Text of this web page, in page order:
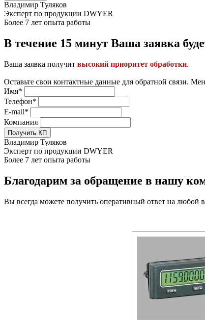
Владимир Туляков
Эксперт по продукции DWYER
Более 7 лет опыта работы
В течение 15 минут Ваша заявка
Ваша заявка получит высокий приоритет обработки.
Оставьте свои контактные данные для обратной связи.
Имя*
Телефон*
E-mail*
Компания
Получить КП
Владимир Туляков
Эксперт по продукции DWYER
Более 7 лет опыта работы
Благодарим за обращение в нашу
Вы всегда можете получить оперативный ответ на любой